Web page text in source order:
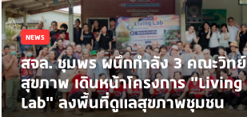
NEWS
สจล. ชุมพร ผนึกกำลัง 3 คณะวิทย์
สุขภาพ เดินหน้าโครงการ “Living
Lab” ลงพื้นที่ดูแลสุขภาพชุมชน